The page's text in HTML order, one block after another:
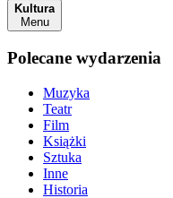
Kultura
Menu
Polecane wydarzenia
Muzyka
Teatr
Film
Książki
Sztuka
Inne
Historia